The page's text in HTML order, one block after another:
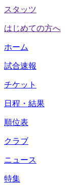
スタッツ
はじめての方へ
ホーム
試合速報
チケット
日程・結果
順位表
クラブ
ニュース
特集